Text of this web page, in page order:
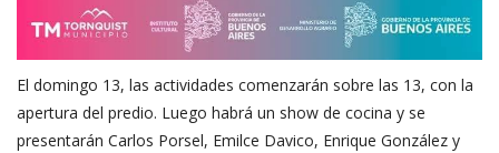
El domingo 13, las actividades comenzarán sobre las 13, con la
apertura del predio. Luego habrá un show de cocina y se
presentarán Carlos Porsel, Emilce Davico, Enrique González y